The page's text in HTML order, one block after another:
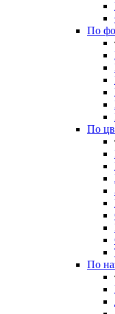
По
По
По